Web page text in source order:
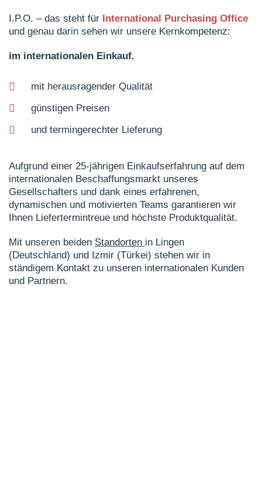
I.P.O. – das steht für International Purchasing Office
und genau darin sehen wir unsere Kernkompetenz:
im internationalen Einkauf.
mit herausragender Qualität
günstigen Preisen
und termingerechter Lieferung
Aufgrund einer 25-jährigen Einkaufserfahrung auf dem
internationalen Beschaffungsmarkt unseres
Gesellschafters und dank eines erfahrenen,
dynamischen und motivierten Teams garantieren wir
Ihnen Liefertermintreue und höchste Produktqualität.
Mit unseren beiden Standorten in Lingen
(Deutschland) und Izmir (Türkei) stehen wir in
ständigem Kontakt zu unseren internationalen Kunden
und Partnern.